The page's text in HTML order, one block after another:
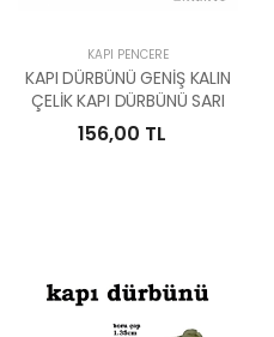
KAPI PENCERE
KAPI DÜRBÜNÜ GENİŞ KALIN
ÇELİK KAPI DÜRBÜNÜ SARI
156,00 TL